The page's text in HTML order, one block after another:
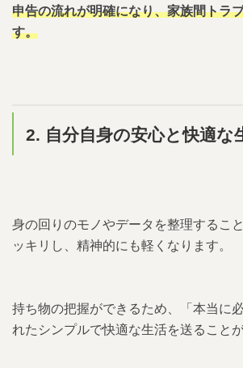
申告の流れが明確になり、家族間トラ
す。
2. 自分自身の安心と快適な
身の回りのモノやデータを整理するこ
ッキリし、精神的にも軽くなります。
持ち物の把握ができるため、「本当に
れたシンプルで快適な生活を送ることが